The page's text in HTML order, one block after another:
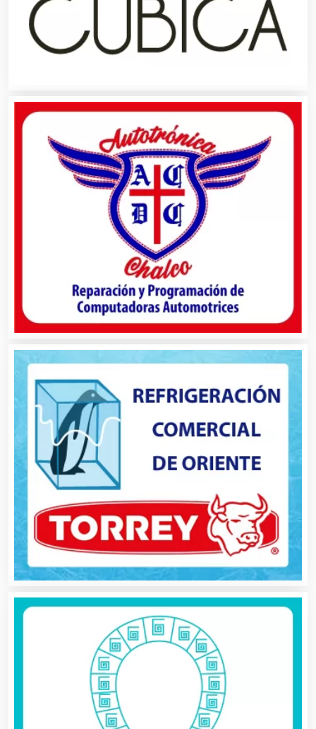
Alquiler de Autos
Alquiler de Sillas y Mesas
Alquiler de Trajes de Etiqueta
Alta Costura
Aluminio
Análisis Clínicos
Análisis de Aguas
Animadores de Eventos
Aparatos y Equipos Eléctricos
Arquitectos
Artes Gráficas
Artesanías